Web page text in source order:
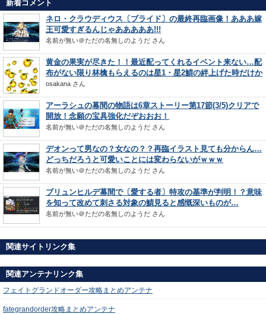
新着コメント
ネロ・クラウディウス〔ブライド〕の最終再臨画像！あああ嫁
王可愛すぎるんじゃあああああ!!!
名前が無い＠ただの名無しのようだ さん
黄金の果実が尽きた！！最近配ってくれるイベント来ない…配
布がない限り林檎もらえるのは星1・星2鯖の絆上げた時だけか
osakana さん
アーラシュの幕間の物語は6章ストーリー第17節(3/5)クリアで
開放！念願の宝具強化だぞおおお！
名前が無い＠ただの名無しのようだ さん
デオンって男なの？女なの？？再臨イラスト見ても分からん…
どっちだろうと可愛いことには変わらないがｗｗｗ
名前が無い＠ただの名無しのようだ さん
ブリュンヒルデ幕間で〔愛する者〕特攻の基準が判明！？意味
を知って改めて刺さる対象の鯖見ると感慨深いものが…
名前が無い＠ただの名無しのようだ さん
関連サイトリンク集
関連アンテナリンク集
フェイトグランドオーダー攻略まとめアンテナ
fategrandorder攻略まとめアンテナ